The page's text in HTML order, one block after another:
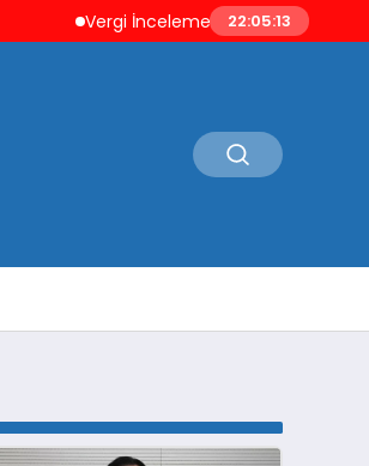
Vergi İncelemesi Öncesi Mükellefe
22:05:14